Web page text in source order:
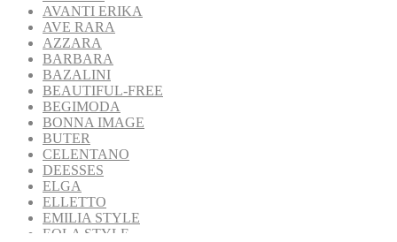
AVANTI ERIKA
AVE RARA
AZZARA
BARBARA
BAZALINI
BEAUTIFUL-FREE
BEGIMODA
BONNA IMAGE
BUTER
CELENTANO
DEESSES
ELGA
ELLETTO
EMILIA STYLE
EOLA STYLE